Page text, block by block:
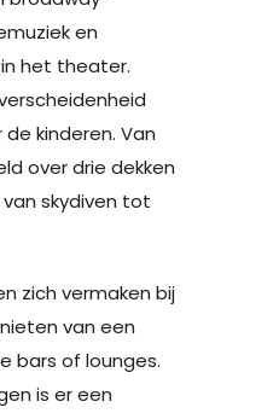
en
het theater.
kinderen. Van
over drie dekken
skydiven tot
zich vermaken bij
van een
bars of lounges.
is er een